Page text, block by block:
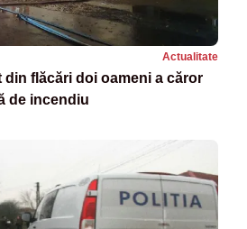
Actualitate
din flăcări doi oameni a căror
de incendiu